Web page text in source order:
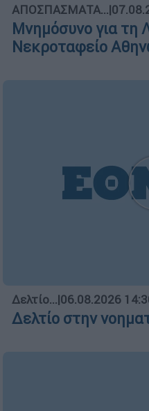
ΑΠΟΣΠΑΣΜΑΤΑ...|
Μνημόσυνο για τη
Νεκροταφείο
Δελτίο...|06.08.2026
Δελτίο στην